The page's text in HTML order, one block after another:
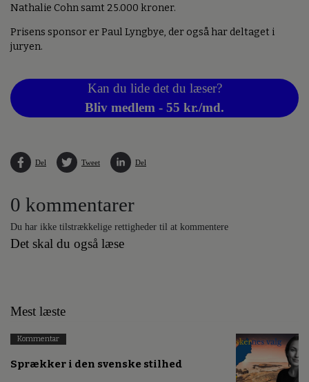
Nathalie Cohn samt 25.000 kroner.
Prisens sponsor er Paul Lyngbye, der også har deltaget i
juryen.
Kan du lide det du læser?
Bliv medlem - 55 kr./md.
Del Tweet Del
0 kommentarer
Du har ikke tilstrækkelige rettigheder til at kommentere
Det skal du også læse
Mest læste
Kommentar
Sprækker i den svenske stilhed